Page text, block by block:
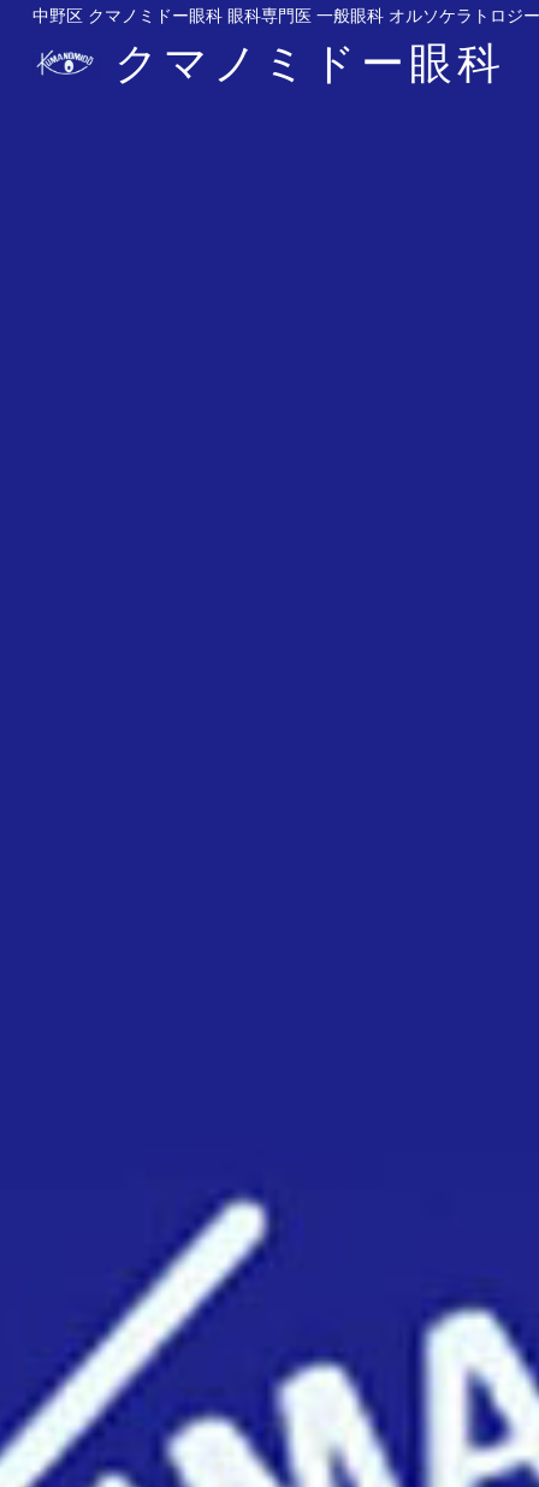
中野区 クマノミドー眼科 眼科専門医 一般眼科 オルソケラトロジ
クマノミドー眼科